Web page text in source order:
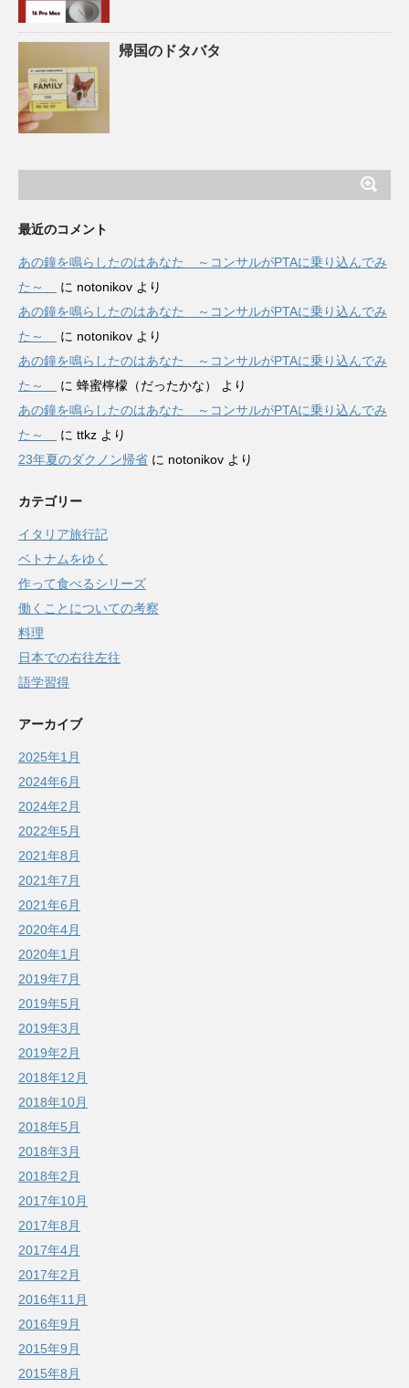
帰国のドタバタ
最近のコメント
あの鐘を鳴らしたのはあなた ～コンサルがPTAに乗り込んでみ
た～
に notonikov より
あの鐘を鳴らしたのはあなた ～コンサルがPTAに乗り込んでみ
た～
に notonikov より
あの鐘を鳴らしたのはあなた ～コンサルがPTAに乗り込んでみ
た～
に 蜂蜜檸檬（だったかな）
より
あの鐘を鳴らしたのはあなた ～コンサルがPTAに乗り込んでみ
た～
に ttkz より
23年夏のダクノン帰省 に notonikov より
カテゴリー
イタリア旅行記
ベトナムをゆく
作って食べるシリーズ
働くことについての考察
料理
日本での右往左往
語学習得
アーカイブ
2025年1月
2024年6月
2024年2月
2022年5月
2021年8月
2021年7月
2021年6月
2020年4月
2020年1月
2019年7月
2019年5月
2019年3月
2019年2月
2018年12月
2018年10月
2018年5月
2018年3月
2018年2月
2017年10月
2017年8月
2017年4月
2017年2月
2016年11月
2016年9月
2015年9月
2015年8月